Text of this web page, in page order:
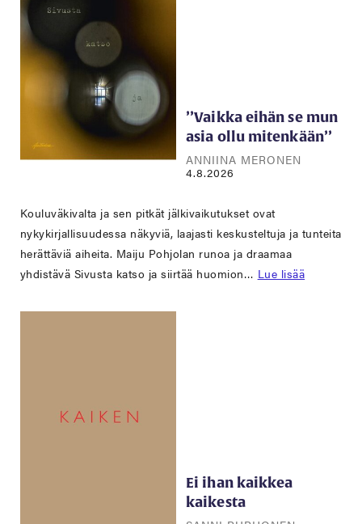
’’Vaikka eihän se mun
asia ollu mitenkään’’
ANNIINA MERONEN
4.8.2026
Kouluväkivalta ja sen pitkät jälkivaikutukset ovat
nykykirjallisuudessa näkyviä, laajasti keskusteltuja ja tunteita
herättäviä aiheita. Maiju Pohjolan runoa ja draamaa
yhdistävä Sivusta katso ja siirtää huomion… Lue lisää
Ei ihan kaikkea
kaikesta